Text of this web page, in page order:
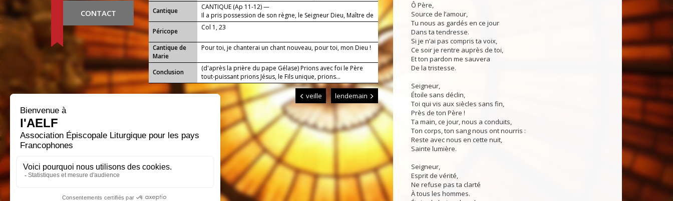
CONTACT
Cantique
CANTIQUE (Ap 11-12) —
Il a pris possession de son règne, le Seigneur Dieu, Maître de
tout !
Péricope
Col 1, 23
Cantique de
Marie
Pour toi, je chanterai un chant nouveau, pour toi, mon Dieu !
Conclusion
(d'après la prière du pape Gélase) Prions avec foi le Père
tout-puissant prions Jésus, le Fils unique, prions...
veille lendemain
Ô Père,
Source de l’amour,
Tu nous as gardés en ce jour
Dans ta tendresse.
Si je n’ai pas compris ta voix,
Ce soir je rentre auprès de toi,
Et ton pardon me sauvera
De la tristesse.
Seigneur,
Étoile sans déclin,
Toi qui vis aux siècles sans fin,
Près de ton Père !
Ta main, ce jour, nous a conduits,
Ton corps, ton sang nous ont nourris :
Reste avec nous en cette nuit,
Sainte lumière.
Seigneur,
Esprit de vérité,
Ne refuse pas ta clarté
À tous les hommes.